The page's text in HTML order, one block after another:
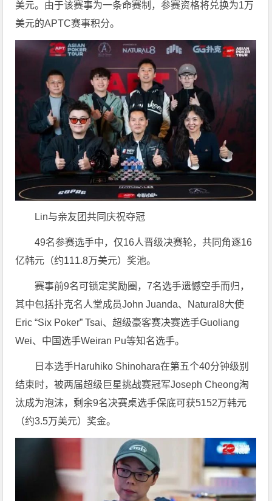
美元。由于该赛事为一条命赛制，参赛资格将兑换为1万
美元的APTC赛事积分。
Lin与亲友团共同庆祝夺冠
49名参赛选手中，仅16人晋级决赛轮，共同角逐16
亿韩元（约111.8万美元）奖池。
赛事前9名可锁定奖励圈，7名选手遗憾空手而归，
其中包括扑克名人堂成员John Juanda、Natural8大使
Eric “Six Poker” Tsai、超级豪客赛决赛选手Guoliang
Wei、中国选手Weiran Pu等知名选手。
日本选手Haruhiko Shinohara在第五个40分钟级别
结束时，被两届超级巨星挑战赛冠军Joseph Cheong淘
汰成为泡沫，剩余9名决赛桌选手保底可获5152万韩元
（约3.5万美元）奖金。